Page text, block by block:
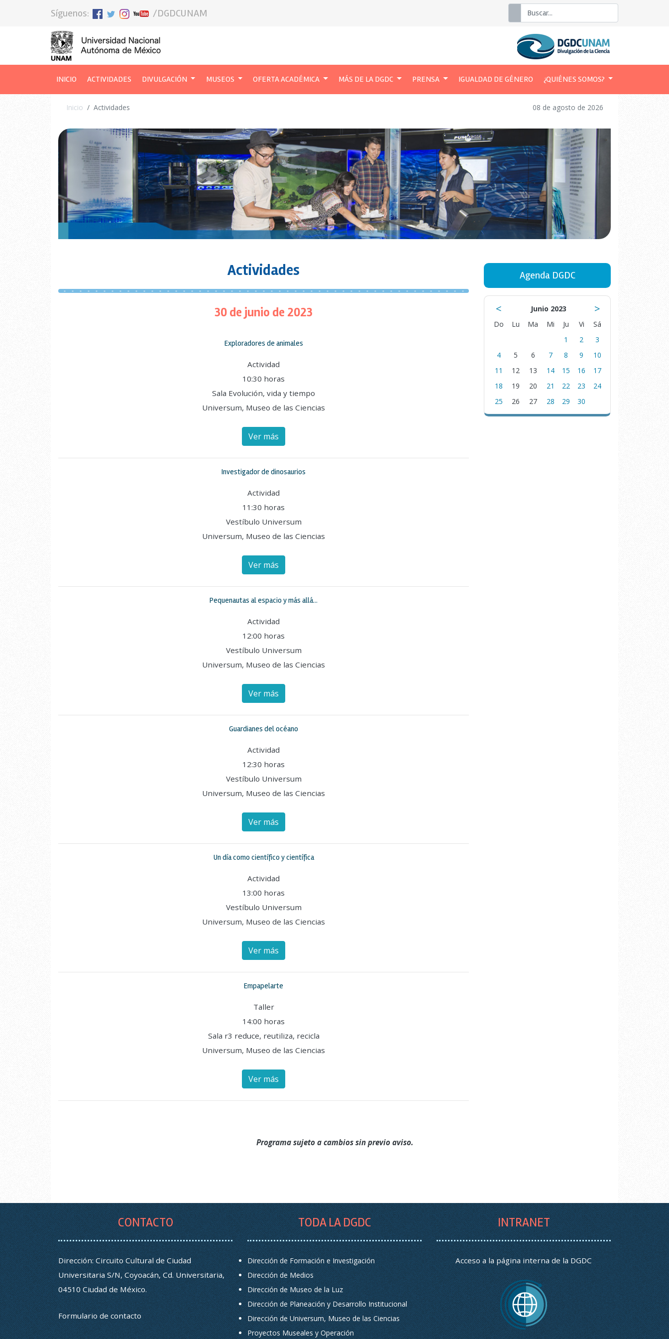
Síguenos: /DGDCUNAM Buscar
INICIO (CURRENT)
ACTIVIDADES DIVULGACIÓN MUSEOS OFERTA ACADÉMICA MÁS DE LA DGDC PRENSA IGUALDAD DE GÉNERO ¿QUIÉNES SOMOS?
Inicio Actividades 08 de agosto de 2026
Actividades
30 de junio de 2023
Exploradores de animales
Actividad
10:30 horas
Sala Evolución, vida y tiempo
Universum, Museo de las Ciencias
Ver más
Investigador de dinosaurios
Actividad
11:30 horas
Vestíbulo Universum
Universum, Museo de las Ciencias
Ver más
Pequenautas al espacio y más allá...
Actividad
12:00 horas
Vestíbulo Universum
Universum, Museo de las Ciencias
Ver más
Guardianes del océano
Actividad
12:30 horas
Vestíbulo Universum
Universum, Museo de las Ciencias
Ver más
Un día como científico y científica
Actividad
13:00 horas
Vestíbulo Universum
Universum, Museo de las Ciencias
Ver más
Empapelarte
Taller
14:00 horas
Sala r3 reduce, reutiliza, recicla
Universum, Museo de las Ciencias
Ver más
Agenda DGDC
< Junio 2023 >
Do Lu Ma Mi Ju Vi
Sá
1
2
3
4
5 6 7 8 9
10
11
12 13 14 15 16
17
18
19 20 21 22 23
24
25
26 27 28 29 30
Programa sujeto a cambios sin previo aviso.
CONTACTO
Dirección: Circuito Cultural de Ciudad
Universitaria S/N, Coyoacán, Cd. Universitaria,
04510 Ciudad de México.
Formulario de contacto
TODA LA DGDC
Dirección de Formación e Investigación
Dirección de Medios
Dirección de Museo de la Luz
Dirección de Planeación y Desarrollo Institucional
Dirección de Universum, Museo de las Ciencias
Proyectos Museales y Operación
INTRANET
Acceso a la página interna de la DGDC